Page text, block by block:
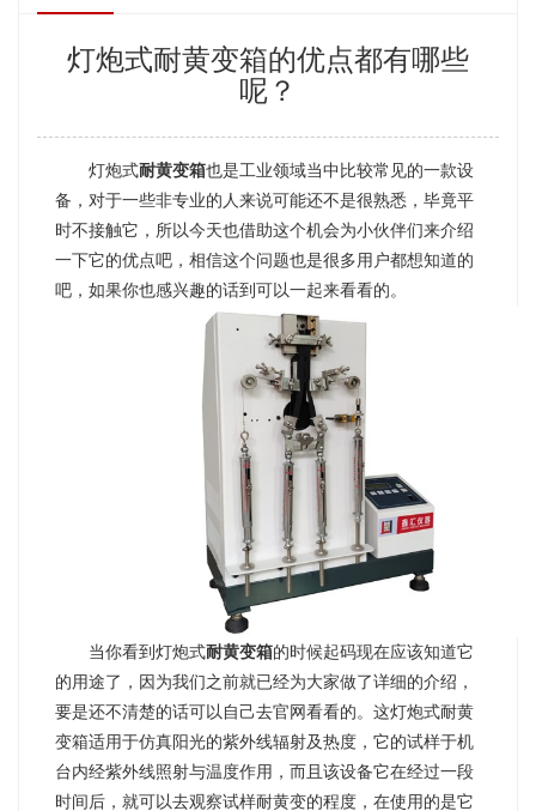
灯炮式耐黄变箱的优点都有哪些
呢？
灯炮式耐黄变箱也是工业领域当中比较常见的一款设
备，对于一些非专业的人来说可能还不是很熟悉，毕竟平
时不接触它，所以今天也借助这个机会为小伙伴们来介绍
一下它的优点吧，相信这个问题也是很多用户都想知道的
吧，如果你也感兴趣的话到可以一起来看看的。
当你看到灯炮式耐黄变箱的时候起码现在应该知道它
的用途了，因为我们之前就已经为大家做了详细的介绍，
要是还不清楚的话可以自己去官网看看的。这灯炮式耐黄
变箱适用于仿真阳光的紫外线辐射及热度，它的试样于机
台内经紫外线照射与温度作用，而且该设备它在经过一段
时间后，就可以去观察试样耐黄变的程度，在使用的是它